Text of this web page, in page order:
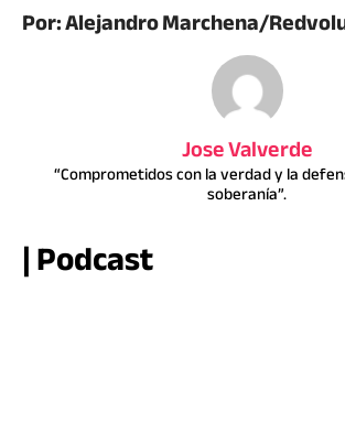
Por: Alejandro Marchena/
Jose Valverde
“Comprometidos con la verdad y la
soberanía”.
| Podcast